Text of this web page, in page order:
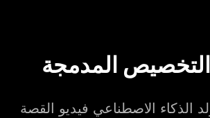
التخصيص المدمجة
الذكاء الاصطناعي فيديو القصة